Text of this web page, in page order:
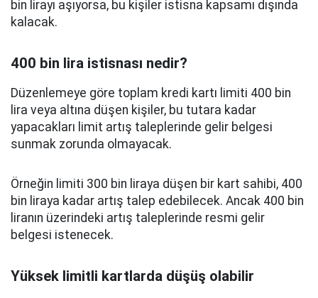
bin lirayı aşıyorsa, bu kişiler istisna kapsamı dışında
kalacak.
400 bin lira istisnası nedir?
Düzenlemeye göre toplam kredi kartı limiti 400 bin
lira veya altına düşen kişiler, bu tutara kadar
yapacakları limit artış taleplerinde gelir belgesi
sunmak zorunda olmayacak.
Örneğin limiti 300 bin liraya düşen bir kart sahibi, 400
bin liraya kadar artış talep edebilecek. Ancak 400 bin
liranın üzerindeki artış taleplerinde resmi gelir
belgesi istenecek.
Yüksek limitli kartlarda düşüş olabilir